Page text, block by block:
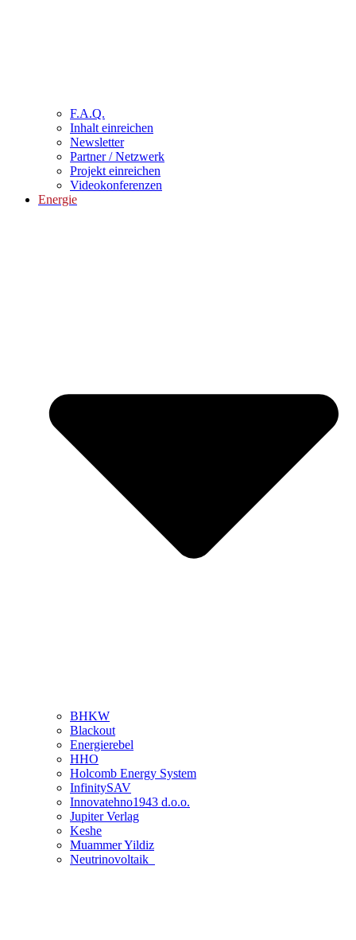
F.A.Q.
Inhalt einreichen
Newsletter
Partner / Netzwerk
Projekt einreichen
Videokonferenzen
Energie
BHKW
Blackout
Energierebel
HHO
Holcomb Energy System
InfinitySAV
Innovatehno1943 d.o.o.
Jupiter Verlag
Keshe
Muammer Yildiz
Neutrinovoltaik